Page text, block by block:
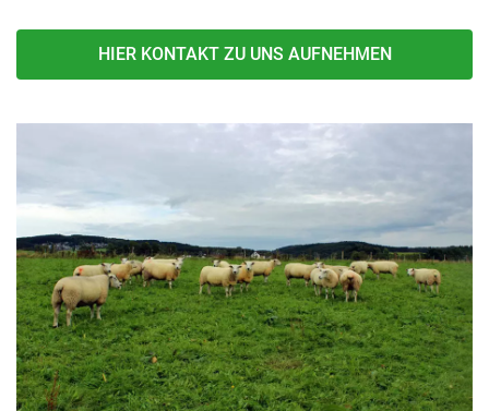
HIER KONTAKT ZU UNS AUFNEHMEN